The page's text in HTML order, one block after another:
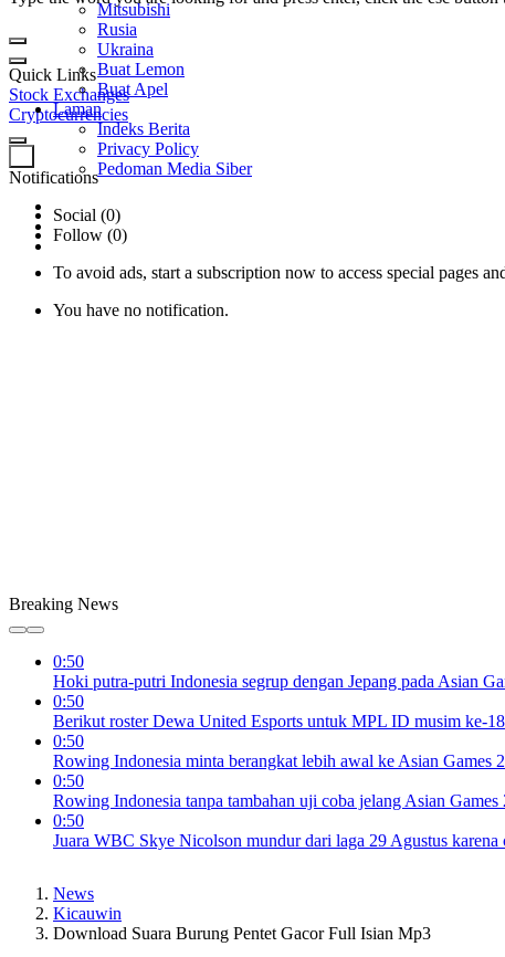
Quick Links
Stock Exchanges
Cryptocurrencies
Notifications
Social (0)
Follow (0)
To avoid ads, start a subscription now to access special pages
You have no notification.
Mitsubishi
Rusia
Ukraina
Buat Lemon
Buat Apel
Laman
Indeks Berita
Privacy Policy
Pedoman Media Siber
Breaking News
0:50
Hoki putra-putri Indonesia segrup dengan Jepang pada Asian
0:50
Berikut roster Dewa United Esports untuk MPL ID musim ke-18
0:50
Rowing Indonesia minta berangkat lebih awal ke Asian Games
0:50
Rowing Indonesia tanpa tambahan uji coba jelang Asian Games
0:50
Juara WBC Skye Nicolson mundur dari laga 29 Agustus karena
News
Kicauwin
Download Suara Burung Pentet Gacor Full Isian Mp3